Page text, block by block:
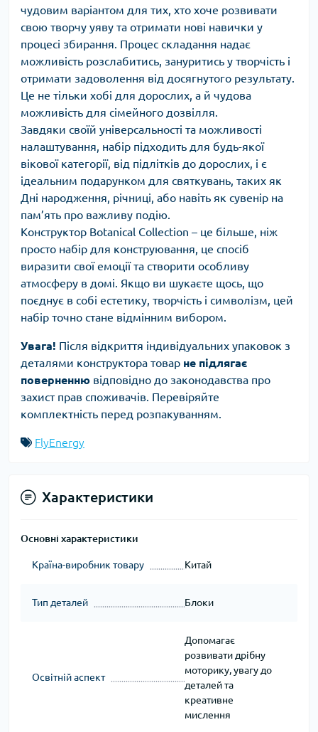
чудовим варіантом для тих, хто хоче розвивати
свою творчу уяву та отримати нові навички у
процесі збирання. Процес складання надає
можливість розслабитись, зануритись у творчість і
отримати задоволення від досягнутого результату.
Це не тільки хобі для дорослих, а й чудова
можливість для сімейного дозвілля.
Завдяки своїй універсальності та можливості
налаштування, набір підходить для будь-якої
вікової категорії, від підлітків до дорослих, і є
ідеальним подарунком для святкувань, таких як
Дні народження, річниці, або навіть як сувенір на
пам’ять про важливу подію.
Конструктор Botanical Collection – це більше, ніж
просто набір для конструювання, це спосіб
виразити свої емоції та створити особливу
атмосферу в домі. Якщо ви шукаєте щось, що
поєднує в собі естетику, творчість і символізм, цей
набір точно стане відмінним вибором.
Увага! Після відкриття індивідуальних упаковок з
деталями конструктора товар не підлягає
поверненню відповідно до законодавства про
захист прав споживачів. Перевіряйте
комплектність перед розпакуванням.
FlyEnergy
Характеристики
Основні характеристики
Країна-виробник товару Китай
Тип деталей Блоки
Освітній аспект
Допомагає
розвивати дрібну
моторику, увагу до
деталей та
креативне
мислення